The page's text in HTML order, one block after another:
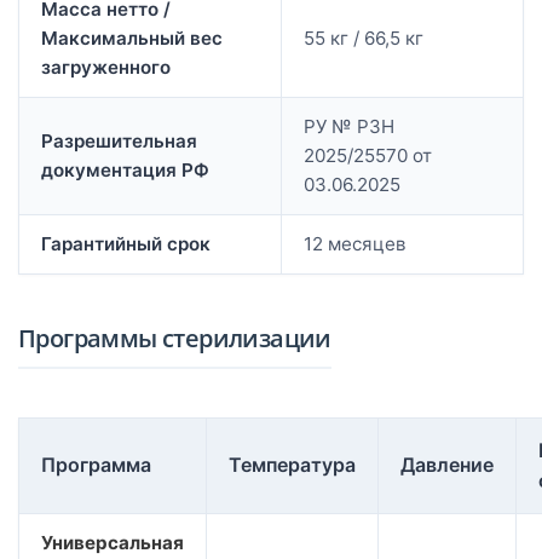
Масса нетто /
Максимальный вес
загруженного
55 кг / 66,5 кг
Разрешительная
документация РФ
РУ № РЗН
2025/25570 от
03.06.2025
Гарантийный срок 12 месяцев
Программы стерилизации
Программа Температура Давление
Универсальная